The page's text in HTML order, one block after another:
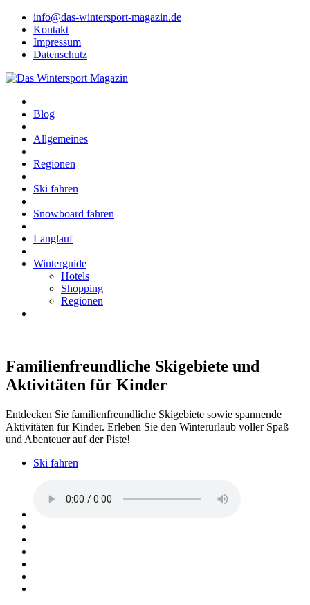
info@das-wintersport-magazin.de
Kontakt
Impressum
Datenschutz
Blog
Allgemeines
Regionen
Ski fahren
Snowboard fahren
Langlauf
Winterguide
Hotels
Shopping
Regionen
Familienfreundliche Skigebiete und
Aktivitäten für Kinder
Entdecken Sie familienfreundliche Skigebiete sowie spannende
Aktivitäten für Kinder. Erleben Sie den Winterurlaub voller Spaß
und Abenteuer auf der Piste!
Ski fahren